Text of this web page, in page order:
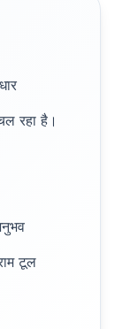
रहा है।
टूल